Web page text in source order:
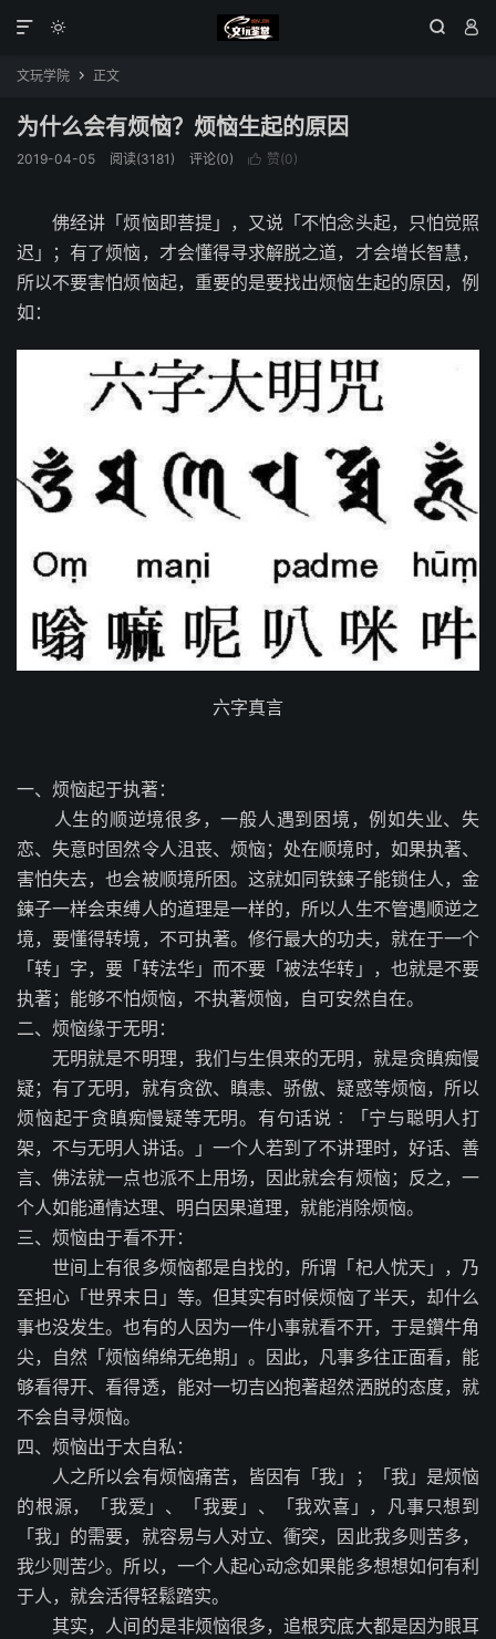
  

文玩学院  正文
为什么会有烦恼？烦恼生起的原因
2019-04-05 阅读(3181) 评论(0)  赞(0)
佛经讲「烦恼即菩提」，又说「不怕念头起，只怕觉照
迟」；有了烦恼，才会懂得寻求解脱之道，才会增长智慧，
所以不要害怕烦恼起，重要的是要找出烦恼生起的原因，例
如：
六字真言
一、烦恼起于执著：
人生的顺逆境很多，一般人遇到困境，例如失业、失
恋、失意时固然令人沮丧、烦恼；处在顺境时，如果执著、
害怕失去，也会被顺境所困。这就如同铁鍊子能锁住人，金
鍊子一样会束缚人的道理是一样的，所以人生不管遇顺逆之
境，要懂得转境，不可执著。修行最大的功夫，就在于一个
「转」字，要「转法华」而不要「被法华转」，也就是不要
执著；能够不怕烦恼，不执著烦恼，自可安然自在。
二、烦恼缘于无明：
无明就是不明理，我们与生俱来的无明，就是贪瞋痴慢
疑；有了无明，就有贪欲、瞋恚、骄傲、疑惑等烦恼，所以
烦恼起于贪瞋痴慢疑等无明。有句话说︰「宁与聪明人打
架，不与无明人讲话。」一个人若到了不讲理时，好话、善
言、佛法就一点也派不上用场，因此就会有烦恼；反之，一
个人如能通情达理、明白因果道理，就能消除烦恼。
三、烦恼由于看不开：
世间上有很多烦恼都是自找的，所谓「杞人忧天」，乃
至担心「世界末日」等。但其实有时候烦恼了半天，却什么
事也没发生。也有的人因为一件小事就看不开，于是鑽牛角
尖，自然「烦恼绵绵无绝期」。因此，凡事多往正面看，能
够看得开、看得透，能对一切吉凶抱著超然洒脱的态度，就
不会自寻烦恼。
四、烦恼出于太自私：
人之所以会有烦恼痛苦，皆因有「我」；「我」是烦恼
的根源，「我爱」、「我要」、「我欢喜」，凡事只想到
「我」的需要，就容易与人对立、衝突，因此我多则苦多，
我少则苦少。所以，一个人起心动念如果能多想想如何有利
于人，就会活得轻鬆踏实。
其实，人间的是非烦恼很多，追根究底大都是因为眼耳